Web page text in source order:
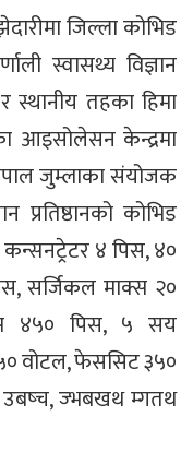
जिल्ला कोभिड
स्वासथ्य विज्ञान
स्थानीय तहका हिमा
आइसोलेसन केन्द्रमा
जुम्लाका संयोजक
प्रतिष्ठानको कोभिड
४ पिस, ४०
सर्जिकल माक्स २०
४५० पिस, ५ सय
वोटल, फेससिट ३५०
उबष्च, ज्भबखथ म्गतथ